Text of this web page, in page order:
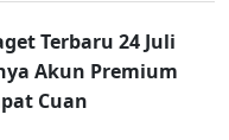
Terbaru 24 Juli
Akun Premium
Cuan